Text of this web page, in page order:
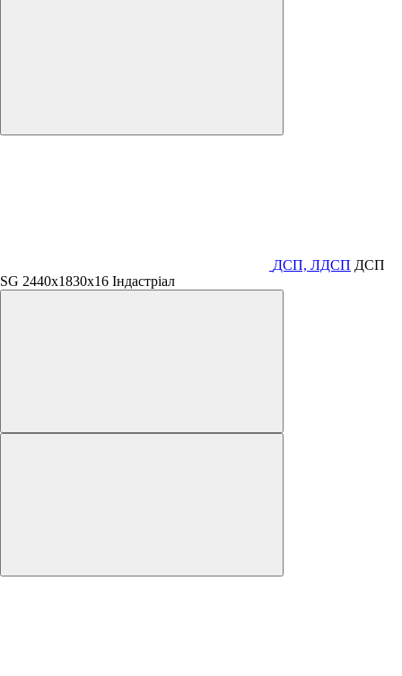
ДСП, ЛДСП ДСП
SG 2440х1830х16 Індастріал